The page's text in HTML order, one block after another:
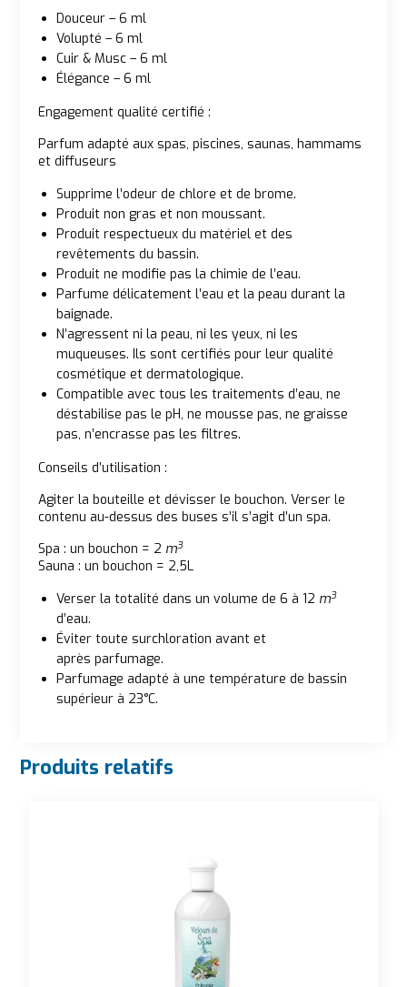
Douceur – 6 ml
Volupté – 6 ml
Cuir & Musc – 6 ml
Élégance – 6 ml
Engagement qualité certifié :
Parfum adapté aux spas, piscines, saunas, hammams
et diffuseurs
Supprime l’odeur de chlore et de brome.
Produit non gras et non moussant.
Produit respectueux du matériel et des
revêtements du bassin.
Produit ne modifie pas la chimie de l’eau.
Parfume délicatement l’eau et la peau durant la
baignade.
N’agressent ni la peau, ni les yeux, ni les
muqueuses. Ils sont certifiés pour leur qualité
cosmétique et dermatologique.
Compatible avec tous les traitements d’eau, ne
déstabilise pas le pH, ne mousse pas, ne graisse
pas, n’encrasse pas les filtres.
Conseils d’utilisation :
Agiter la bouteille et dévisser le bouchon. Verser le
contenu au-dessus des buses s’il s’agit d’un spa.
Spa : un bouchon = 2 m3
Sauna : un bouchon = 2,5L
Verser la totalité dans un volume de 6 à 12 m3
d’eau.
Éviter toute surchloration avant et
après parfumage.
Parfumage adapté à une température de bassin
supérieur à 23°C.
Produits relatifs